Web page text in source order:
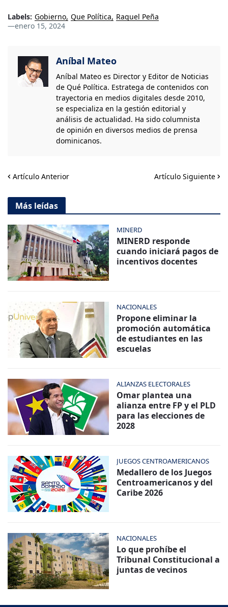
Labels: Gobierno Que Política Raquel Peña
—enero 15, 2024
Aníbal Mateo
Aníbal Mateo es Director y Editor de Noticias
de Qué Política. Estratega de contenidos con
trayectoria en medios digitales desde 2010,
se especializa en la gestión editorial y
análisis de actualidad. Ha sido columnista
de opinión en diversos medios de prensa
dominicanos.
Artículo Anterior Artículo Siguiente
Más leídas
MINERD
MINERD responde
cuando iniciará pagos de
incentivos docentes
NACIONALES
Propone eliminar la
promoción automática
de estudiantes en las
escuelas
ALIANZAS ELECTORALES
Omar plantea una
alianza entre FP y el PLD
para las elecciones de
2028
JUEGOS CENTROAMERICANOS
Medallero de los Juegos
Centroamericanos y del
Caribe 2026
NACIONALES
Lo que prohíbe el
Tribunal Constitucional a
juntas de vecinos